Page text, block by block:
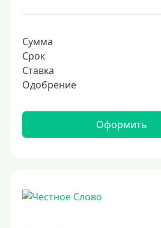
Сумма
Срок
Ставка
Одобрение
Оформить